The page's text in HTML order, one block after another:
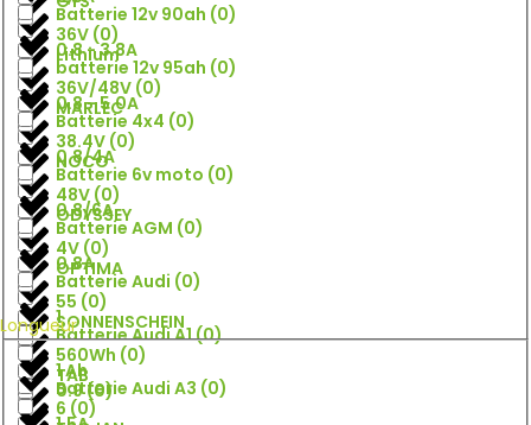
Batterie 12v 90ah (0)
batterie 12v 95ah (0)
Batterie 4x4 (0)
Batterie 6v moto (0)
Batterie AGM (0)
Batterie Audi (0)
Batterie Audi A1(0)
Batterie Audi A3 (0)
36V (0)
36V/48V (0)
38.4V (0)
48V (0)
4V (0)
55 (0)
560Wh (0)
6 (0)
Lithium
MARLEC
NOCO
ODYSSEY
OPTIMA
SONNENSCHEIN
TAB
0.8 - 3.8A
0.8 - 5.0A
0.8/4A
0.8/6A
0.8A
1
1 Ah
Longueur
0.9(0)